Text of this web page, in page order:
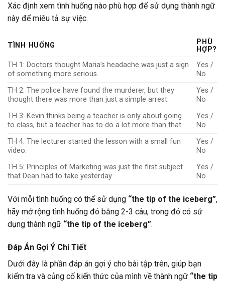
Xác định xem tình huống nào phù hợp để sử dụng thành ngữ
này để miêu tả sự việc.
TÌNH HUỐNG
PHÙ
HỢP?
TH 1: Doctors thought Maria’s headache was just a sign
of something more serious.
Yes /
No
TH 2: The police have found the murderer, but they
thought there was more than just a simple arrest.
Yes /
No
TH 3: Kevin thinks being a teacher is only about going
to class, but a teacher has to do a lot more than that.
Yes /
No
TH 4: The lecturer started the lesson with a small fun
video.
Yes /
No
TH 5: Principles of Marketing was just the first subject
that Dean had to take yesterday.
Yes /
No
Với mỗi tình huống có thể sử dụng “the tip of the iceberg”,
hãy mở rộng tình huống đó bằng 2-3 câu, trong đó có sử
dụng thành ngữ “the tip of the iceberg”.
Đáp Án Gợi Ý Chi Tiết
Dưới đây là phần đáp án gợi ý cho bài tập trên, giúp bạn
kiểm tra và củng cố kiến thức của mình về thành ngữ “the tip